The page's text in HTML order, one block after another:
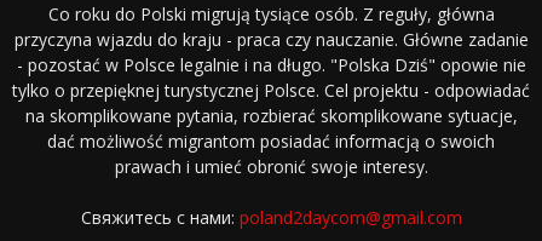
Co roku do Polski migrują tysiące osób. Z reguły, główna
przyczyna wjazdu do kraju - praca czy nauczanie. Główne zadanie
- pozostać w Polsce legalnie i na długo. "Polska Dziś" opowie nie
tylko o przepięknej turystycznej Polsce. Cel projektu - odpowiadać
na skomplikowane pytania, rozbierać skomplikowane sytuacje,
dać możliwość migrantom posiadać informacją o swoich
prawach i umieć obronić swoje interesy.
Свяжитесь с нами: poland2daycom@gmail.com